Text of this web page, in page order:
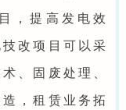
，提高发电效
改项目可以采
、 固废处理 、
，租赁业务拓